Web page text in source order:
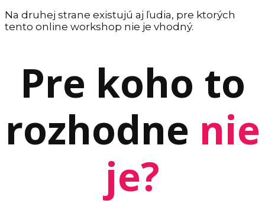
Na druhej strane existujú aj ľudia, pre ktorých
tento online workshop nie je vhodný.
Pre koho to
rozhodne nie
je?